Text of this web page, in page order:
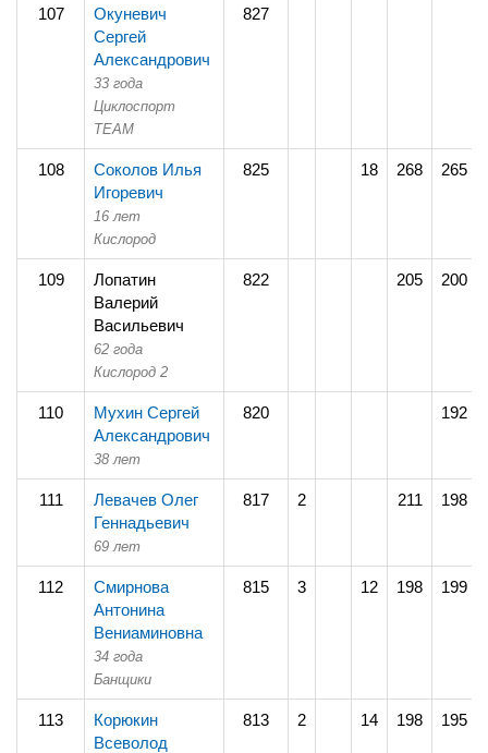
107
Окуневич
Сергей
Александрович
33 года
Циклоспорт
TEAM
827
108
Соколов Илья
Игоревич
16 лет
Кислород
825 18 268 265
109
Лопатин
Валерий
Васильевич
62 года
Кислород 2
822 205 200
110
Мухин Сергей
Александрович
38 лет
820 192
111
Левачев Олег
Геннадьевич
69 лет
817 2 211 198
112
Смирнова
Антонина
Вениаминовна
34 года
Банщики
815 3 12 198 199
113
Корюкин
Всеволод
813 2 14 198 195